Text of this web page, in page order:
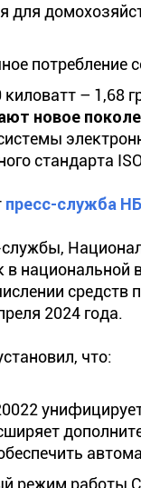
для
потребление
киловатт – 1,68
новое
стандарта
пресс-служба
в национальной
средств
2024 года.
что:
режим работы